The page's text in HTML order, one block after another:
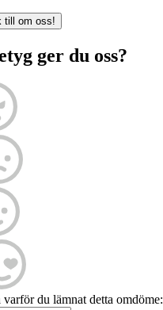
till om oss!
ger du oss?
varför du lämnat detta omdöme: